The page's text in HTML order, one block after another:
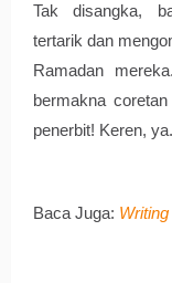
Tak disangka,
tertarik dan
Ramadan
bermakna
penerbit! Keren, ya.
Baca Juga: